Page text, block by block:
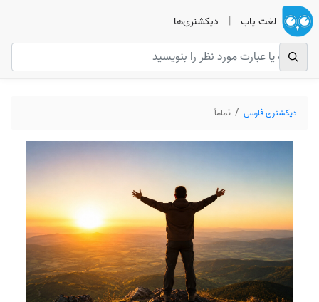
لغت یاب | دیکشنری‌ها
دیکشنری فارسی تماماً